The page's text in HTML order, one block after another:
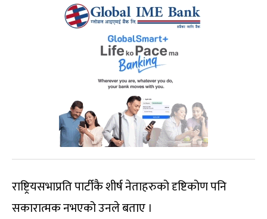
राष्ट्रियसभाप्रति पार्टीकै शीर्ष नेताहरुको दृष्टिकोण पनि
सकारात्मक नभएको उनले बताए ।